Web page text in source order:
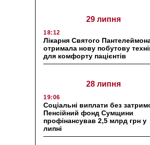
29 липня
18:12
Лікарня Святого
отримала нову побутову
для комфорту пацієнтів
28 липня
19:06
Соціальні виплати без
Пенсійний фонд Сумщини
профінансував 2,5 млрд грн у
липні